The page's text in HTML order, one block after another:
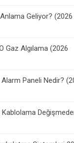
Geliyor? (2026
Gaz Algılama (2026
Paneli Nedir?